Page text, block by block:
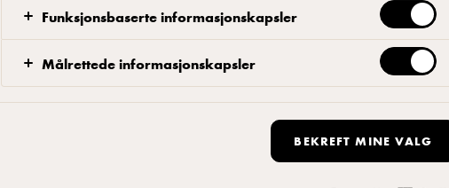
Arla Pro produktkatalog:
Se vår nye produktkatalog! Last den ned i pdf her. Katalogen
Funksjonsbaserte informasjonskapsler
Målrettede informasjonskapsler
BEKREFT MINE VALG